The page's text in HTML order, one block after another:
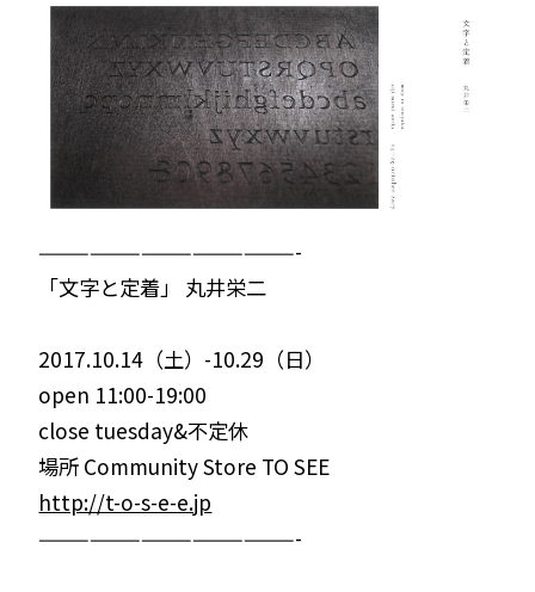
———————————————-
「文字と定着」 丸井栄二
2017.10.14（土）-10.29（日）
open 11:00-19:00
close tuesday&不定休
場所 Community Store TO SEE
http://t-o-s-e-e.jp
———————————————-